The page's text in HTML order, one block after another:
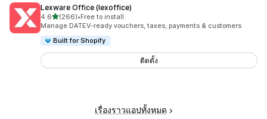
Lexware Office (lexoffice)
4.6เต็ม 5 ดาว
(266)
ทั้งหมด 266 รีวิว
•Free to install
Manage DATEV-ready vouchers, taxes, payments & customers
Built for Shopify
ติดตั้ง
เรื่องราวแอปทั้งหมด